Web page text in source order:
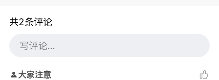
共2条评论
大家注意